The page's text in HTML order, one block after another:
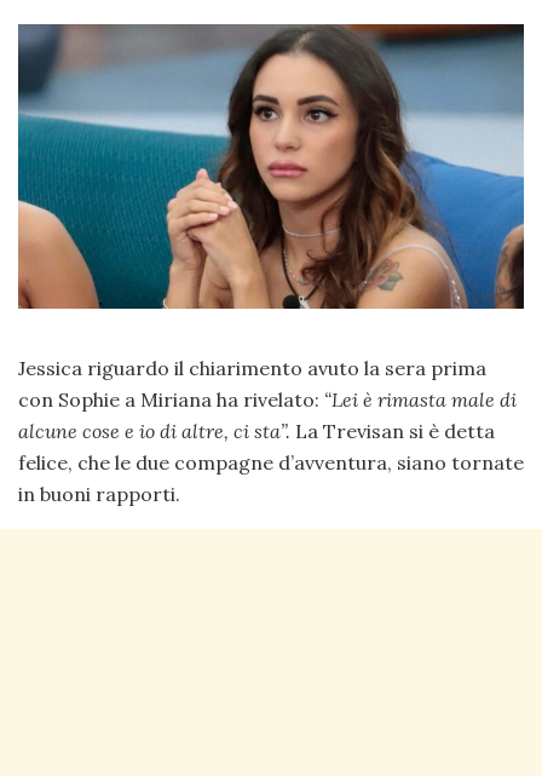
Jessica riguardo il chiarimento avuto la sera prima
con Sophie a Miriana ha rivelato: “Lei è rimasta male di
alcune cose e io di altre, ci sta”. La Trevisan si è detta
felice, che le due compagne d’avventura, siano tornate
in buoni rapporti.